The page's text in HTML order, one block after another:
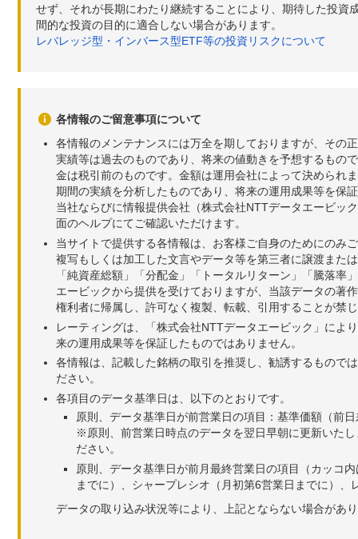
せず、それが長期にわたり継続することにより、期待した投
間的な投資の目的に適合しない場合があります。
レバレッジ型・インバース型ETF等の投資リスクについて
各情報のご留意事項について
各情報のメンテナンスには万全を期しておりますが、その
実績等は過去のものであり、将来の値動きを予想するもの
金は税引前のものです。金額は運用会社によって決められ
期間の実績を分析したものであり、将来の運用成果等を保
当社ならびに情報提供会社（株式会社NTTデータエービッ
面のヘルプにてご確認いただけます。
当サイトで提供する各情報は、お客様ご自身のためにのみ
複写もしくは加工した文言やデータ等を第三者に譲渡また
「純資産総額」「分配金」「トータルリターン」「騰落
エービックから提供を受けておりますが、当該データの著
権利者に帰属し、許可なく複製、転載、引用することが禁
レーティングは、「株式会社NTTデータエービック」によ
来の運用成果等を保証したものではありません。
各情報は、記載した銘柄の取引を推奨し、勧誘するもので
ださい。
各項目のデータ基準日は、以下のとおりです。
原則、データ基準日が前営業日の項目：基準価額（前
※原則、前営業日時点のデータを翌日早朝に更新いた
ださい。
原則、データ基準日が前月最終営業日の項目（カッコ
までに）、シャープレシオ（月初第6営業日までに）
データの取り込み状況等により、上記とならない場合があ